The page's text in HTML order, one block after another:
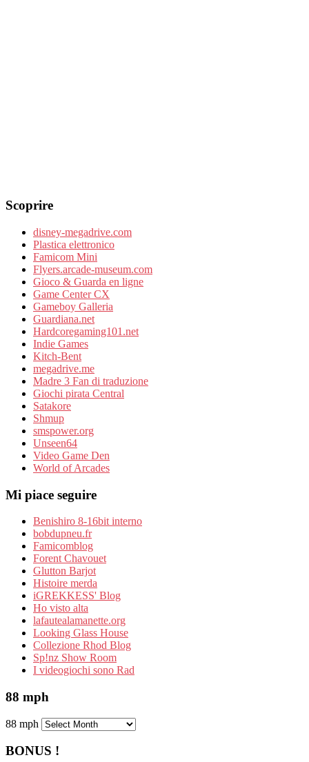
Scoprire
disney-megadrive.com
Plastica elettronico
Famicom Mini
Flyers.arcade-museum.com
Gioco & Guarda en ligne
Game Center CX
Gameboy Galleria
Guardiana.net
Hardcoregaming101.net
Indie Games
Kitch-Bent
megadrive.me
Madre 3 Fan di traduzione
Giochi pirata Central
Satakore
Shmup
smspower.org
Unseen64
Video Game Den
World of Arcades
Mi piace seguire
Benishiro 8-16bit interno
bobdupneu.fr
Famicomblog
Forent Chavouet
Glutton Barjot
Histoire merda
iGREKKESS' Blog
Ho visto alta
lafautealamanette.org
Looking Glass House
Collezione Rhod Blog
Sp!nz Show Room
I videogiochi sono Rad
88 mph
88 mph
BONUS !